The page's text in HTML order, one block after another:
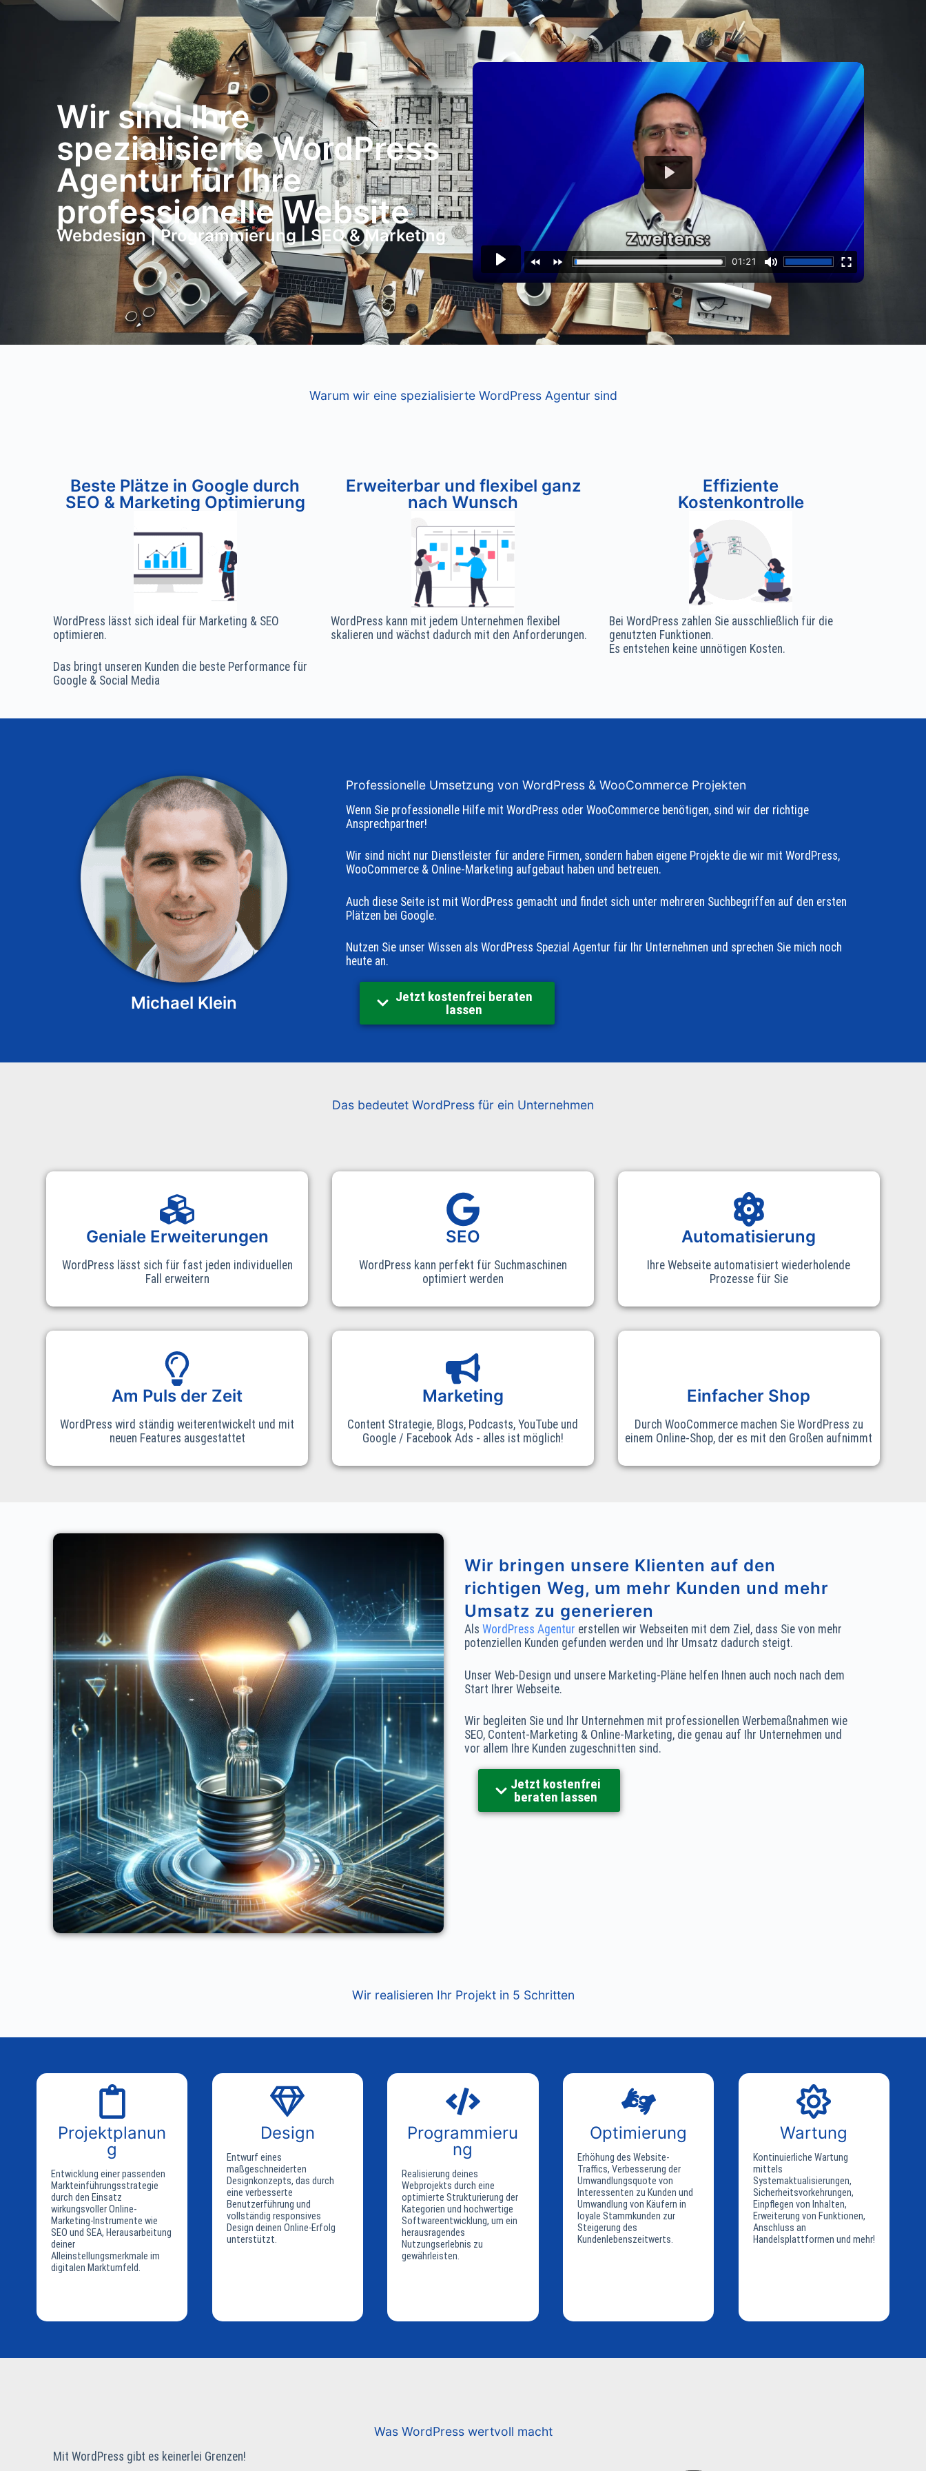
Solution-Work Blog Design & Entwicklung Leadgenerierung Über Uns
Wir sind Ihre
spezialisierte WordPress
Agentur für Ihre
professionelle Website
Webdesign | Programmierung | SEO & Marketing
Sie sehen gerade einen Platzhalterinhalt von
auf den eigentlichen Inhalt zuzugreifen, klicken Sie auf die
Schaltfläche unten. Bitte beachten Sie, dass dabei Daten an
Drittanbieter weitergegeben werden.
Mehr Informationen
Inhalt entsperren
Erforderlichen Service akzeptieren und Inhalte
entsperren
Warum wir eine spezialisierte WordPress Agentur sind
Beste Plätze in Google durch
SEO & Marketing Optimierung
WordPress lässt sich ideal für Marketing & SEO
optimieren.
Das bringt unseren Kunden die beste Performance für
Google & Social Media
Erweiterbar und flexibel ganz
nach Wunsch
WordPress kann mit jedem Unternehmen flexibel
skalieren und wächst dadurch mit den Anforderungen.
Effiziente
Kostenkontrolle
Bei WordPress zahlen Sie ausschließlich für die
genutzten Funktionen.
Es entstehen keine unnötigen Kosten.
Michael Klein
Professionelle Umsetzung von WordPress & WooCommerce Projekten
Wenn Sie professionelle Hilfe mit WordPress oder WooCommerce benötigen, sind wir der richtige
Ansprechpartner!
Wir sind nicht nur Dienstleister für andere Firmen, sondern haben eigene Projekte die wir mit WordPress,
WooCommerce & Online-Marketing aufgebaut haben und betreuen.
Auch diese Seite ist mit WordPress gemacht und findet sich unter mehreren Suchbegriffen auf den ersten
Plätzen bei Google.
Nutzen Sie unser Wissen als WordPress Spezial Agentur für Ihr Unternehmen und sprechen Sie mich noch
heute an.
Jetzt kostenfrei beraten
lassen
Das bedeutet WordPress für ein Unternehmen
Geniale Erweiterungen
WordPress lässt sich für fast jeden individuellen
Fall erweitern
SEO
WordPress kann perfekt für Suchmaschinen
optimiert werden
Automatisierung
Ihre Webseite automatisiert wiederholende
Prozesse für Sie
Am Puls der Zeit
WordPress wird ständig weiterentwickelt und mit
neuen Features ausgestattet
Marketing
Content Strategie, Blogs, Podcasts, YouTube und
Google / Facebook Ads - alles ist möglich!
Einfacher Shop
Durch WooCommerce machen Sie WordPress zu
einem Online-Shop, der es mit den Großen aufnimmt
Wir bringen unsere Klienten auf den
richtigen Weg, um mehr Kunden und mehr
Umsatz zu generieren
Als WordPress Agentur erstellen wir Webseiten mit dem Ziel, dass Sie von mehr
potenziellen Kunden gefunden werden und Ihr Umsatz dadurch steigt.
Unser Web-Design und unsere Marketing-Pläne helfen Ihnen auch noch nach dem
Start Ihrer Webseite.
Wir begleiten Sie und Ihr Unternehmen mit professionellen Werbemaßnahmen wie
SEO, Content-Marketing & Online-Marketing, die genau auf Ihr Unternehmen und
vor allem Ihre Kunden zugeschnitten sind.
Jetzt kostenfrei
beraten lassen
Wir realisieren Ihr Projekt in 5 Schritten
Projektplanun
g
Entwicklung einer passenden
Markteinführungsstrategie
durch den Einsatz
wirkungsvoller Online-
Marketing-Instrumente wie
SEO und SEA, Herausarbeitung
deiner
Alleinstellungsmerkmale im
digitalen Marktumfeld.
Design
Entwurf eines
maßgeschneiderten
Designkonzepts, das durch
eine verbesserte
Benutzerführung und
vollständig responsives
Design deinen Online-Erfolg
unterstützt.
Programmieru
ng
Realisierung deines
Webprojekts durch eine
optimierte Strukturierung der
Kategorien und hochwertige
Softwareentwicklung, um ein
herausragendes
Nutzungserlebnis zu
gewährleisten.
Optimierung
Erhöhung des Website-
Traffics, Verbesserung der
Umwandlungsquote von
Interessenten zu Kunden und
Umwandlung von Käufern in
loyale Stammkunden zur
Steigerung des
Kundenlebenszeitwerts.
Wartung
Kontinuierliche Wartung
mittels
Systemaktualisierungen,
Sicherheitsvorkehrungen,
Einpflegen von Inhalten,
Erweiterung von Funktionen,
Anschluss an
Handelsplattformen und mehr!
Was WordPress wertvoll macht
Mit WordPress gibt es keinerlei Grenzen!